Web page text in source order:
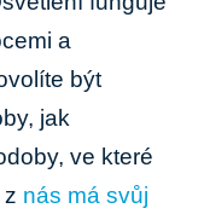
a
být
jak
ve které
nás má svůj